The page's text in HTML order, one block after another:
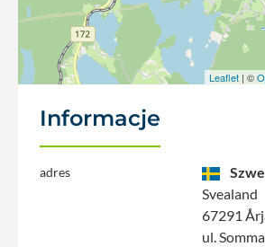
Leaflet | ©
Informacje
adres
Svealand
67291
ul.